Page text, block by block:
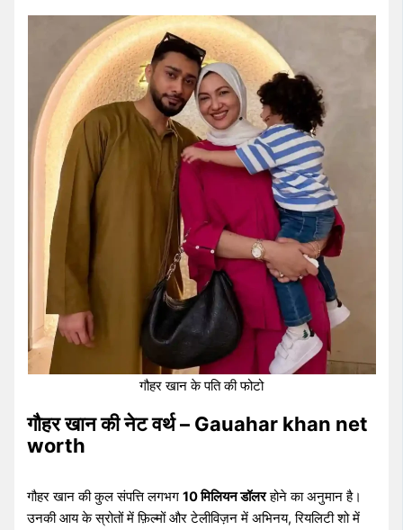
गौहर खान के पति की फोटो
गौहर खान की नेट वर्थ – Gauahar khan net
worth
गौहर खान की कुल संपत्ति लगभग10 मिलियन डॉलरहोने का अनुमान है।
उनकी आय के स्रोतों में फ़िल्मों और टेलीविज़न में अभिनय, रियलिटी शो में